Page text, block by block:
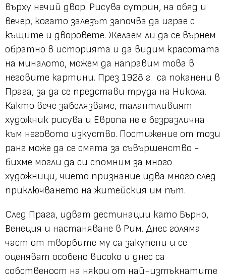
върху нечий двор. Рисува сутрин, на обяд и
вечер, когато залезът започва да играе с
къщите и дворовете. Желаем ли да се върнем
обратно в историята и да видим красотата
на миналото, можем да направим това в
неговите картини. През 1928 г. са поканени в
Прага, за да се представи труда на Никола.
Както вече забелязваме, талантливият
художник рисува и Европа не е безразлична
към неговото изкуство. Постижение от този
ранг може да се смята за съвършенство -
бихме могли да си спомним за много
художници, чието признание идва много след
приключването на житейския им път.
След Прага, идват дестинации като Бърно,
Венеция и настаняване в Рим. Днес голяма
част от творбите му са закупени и се
оценяват особено високо и днес са
собственост на някои от най-изтъкнатите